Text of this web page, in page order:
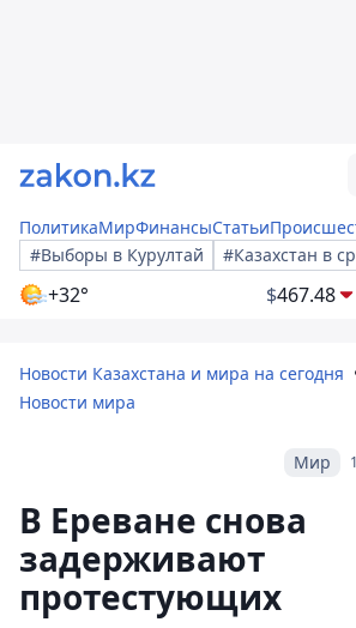
ПолитикаМирФинансыСтатьи
#Выборы в Курултай
#Казахстан в
+32° $467.48
Новости Казахстана и мира на сегодня
Новости мира
Мир
В Ереване снова
задерживают
протестующих